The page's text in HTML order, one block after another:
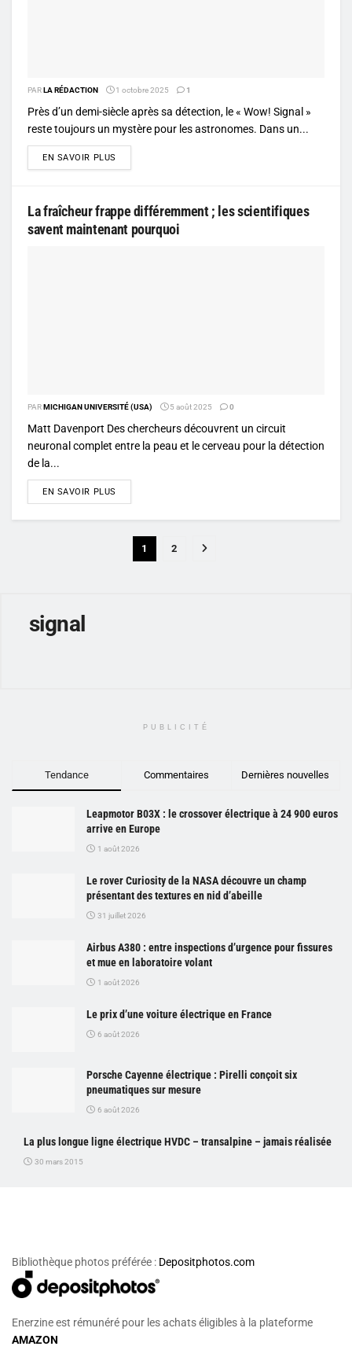
PARLA RÉDACTION 1 octobre 2025 1
Près d’un demi-siècle après sa détection, le « Wow! Signal »
reste toujours un mystère pour les astronomes. Dans un...
EN SAVOIR PLUS
La fraîcheur frappe différemment ; les scientifiques
savent maintenant pourquoi
PARMICHIGAN UNIVERSITÉ (USA) 5 août 2025 0
Matt Davenport Des chercheurs découvrent un circuit
neuronal complet entre la peau et le cerveau pour la détection
de la...
EN SAVOIR PLUS
1 2
signal
PUBLICITÉ
Tendance Commentaires Dernières nouvelles
Leapmotor B03X : le crossover électrique à 24 900 euros
arrive en Europe
1 août 2026
Le rover Curiosity de la NASA découvre un champ
présentant des textures en nid d’abeille
31 juillet 2026
Airbus A380 : entre inspections d’urgence pour fissures
et mue en laboratoire volant
1 août 2026
Le prix d’une voiture électrique en France
6 août 2026
Porsche Cayenne électrique : Pirelli conçoit six
pneumatiques sur mesure
6 août 2026
La plus longue ligne électrique HVDC – transalpine – jamais réalisée
30 mars 2015
Bibliothèque photos préférée : Depositphotos.com
Enerzine est rémunéré pour les achats éligibles à la plateforme
AMAZON